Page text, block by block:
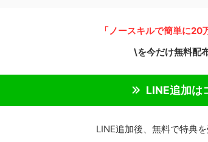
「ノースキルで簡単に20
\を今だけ無料配
LINE追加は
LINE追加後、無料で特典を